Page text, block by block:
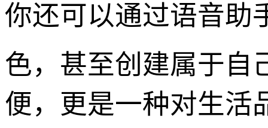
你还可以通过语音助
色，甚至创建属于自
便，更是一种对生活